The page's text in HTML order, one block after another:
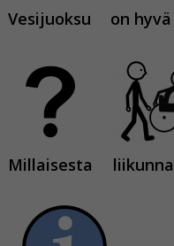
Vesijuoksu on
Millaisesta